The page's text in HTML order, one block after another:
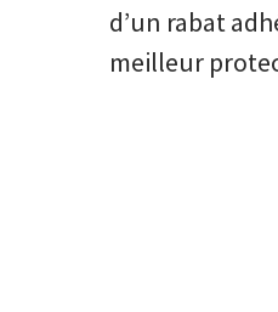
d’un rabat
meilleur